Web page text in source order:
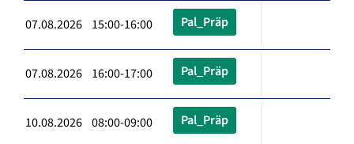
07.08.2026 15:00-16:00 Pal_Präp
07.08.2026 16:00-17:00 Pal_Präp
10.08.2026 08:00-09:00 Pal_Präp